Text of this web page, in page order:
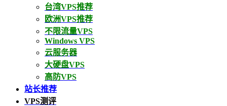
台湾VPS推荐
欧洲VPS推荐
不限流量VPS
Windows VPS
云服务器
大硬盘VPS
高防VPS
站长推荐
VPS测评